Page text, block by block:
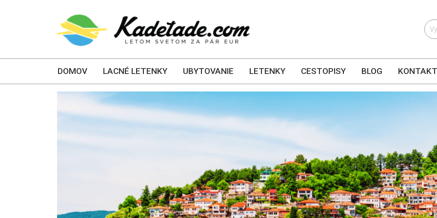
DOMOV LACNÉ LETENKY UBYTOVANIE LETENKY CESTOPISY BLOG KONTAKT